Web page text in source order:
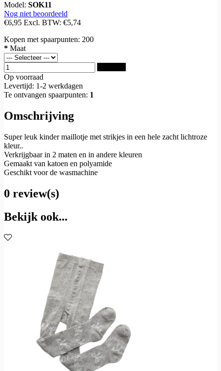
Model: SOK11
Nog niet beoordeeld
€6,95 Excl. BTW: €5,74
Kopen met spaarpunten: 200
* Maat
Op voorraad
Levertijd: 1-2 werkdagen
Te ontvangen spaarpunten: 1
Omschrijving
Super leuk kinder maillotje met strikjes in een hele zacht lichtroze
kleur..
Verkrijgbaar in 2 maten en in andere kleuren
Gemaakt van katoen en polyamide
Geschikt voor de wasmachine
0 review(s)
Bekijk ook...